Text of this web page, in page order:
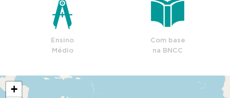
Ensino
Médio
Com base
na BNCC
+